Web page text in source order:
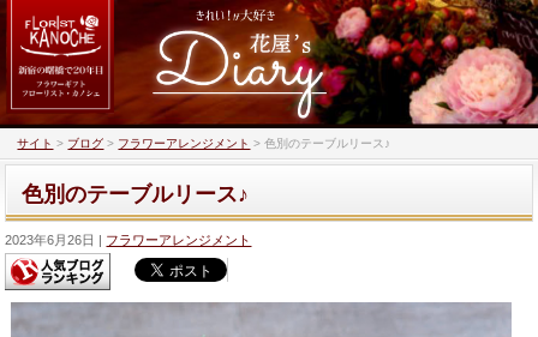
サイト > ブログ > フラワーアレンジメント >色別のテーブルリース♪
色別のテーブルリース♪
2023年6月26日 フラワーアレンジメント